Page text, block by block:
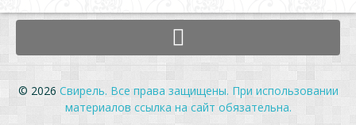
© 2026 Свирель. Все права защищены. При использовании
материалов ссылка на сайт обязательна.